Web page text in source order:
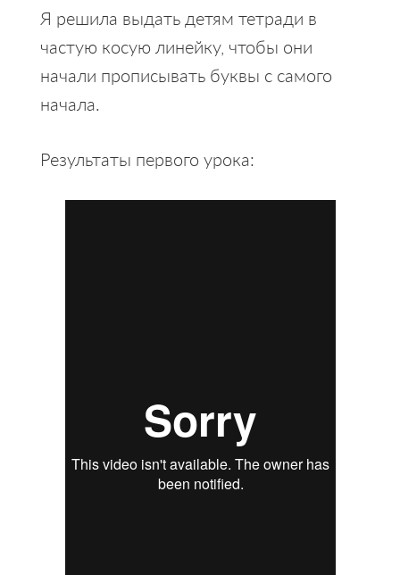
Я решила выдать детям тетради в
частую косую линейку, чтобы они
начали прописывать буквы с самого
начала.
Результаты первого урока: